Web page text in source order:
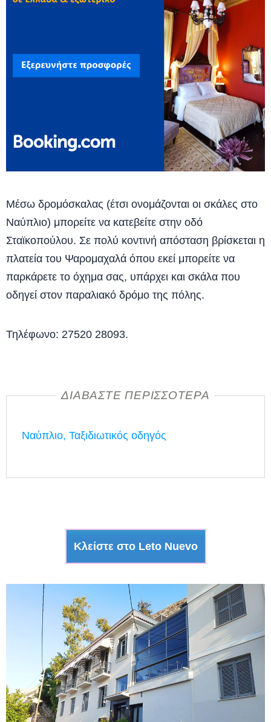
Μέσω δρομόσκαλας (έτσι ονομάζονται οι σκάλες στο
Ναύπλιο) μπορείτε να κατεβείτε στην οδό
Σταϊκοπούλου. Σε πολύ κοντινή απόσταση βρίσκεται η
πλατεία του Ψαρομαχαλά όπου εκεί μπορείτε να
παρκάρετε το όχημα σας, υπάρχει και σκάλα που
οδηγεί στον παραλιακό δρόμο της πόλης.
Τηλέφωνο: 27520 28093.
ΔΙΑΒΑΣΤΕ ΠΕΡΙΣΣΟΤΕΡΑ
Ναύπλιο, Ταξιδιωτικός οδηγός
Κλείστε στο Leto Nuevo